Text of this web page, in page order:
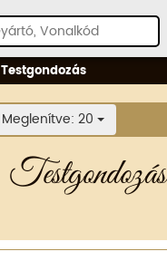
Testgondozás
Meglenítve: 20
Testgondozás